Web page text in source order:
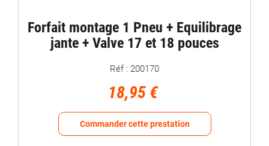
montage 1 Pneu + Equilibrage
jante + Valve 17 et 18 pouces
Réf : 200170
18,95 €
Commander cette prestation